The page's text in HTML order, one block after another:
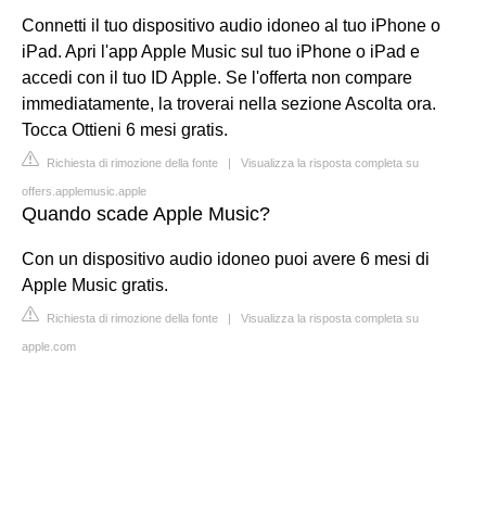
Connetti il tuo dispositivo audio idoneo al tuo iPhone o
iPad. Apri l'app Apple Music sul tuo iPhone o iPad e
accedi con il tuo ID Apple. Se l'offerta non compare
immediatamente, la troverai nella sezione Ascolta ora.
Tocca Ottieni 6 mesi gratis.
Richiesta di rimozione della fonte | Visualizza la risposta completa su
offers.applemusic.apple
Quando scade Apple Music?
Con un dispositivo audio idoneo puoi avere 6 mesi di
Apple Music gratis.
Richiesta di rimozione della fonte | Visualizza la risposta completa su
apple.com